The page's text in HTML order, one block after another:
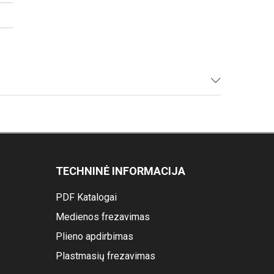
TECHNINĖ INFORMACIJA
PDF Katalogai
Medienos frezavimas
Plieno apdirbimas
Plastmasių frezavimas